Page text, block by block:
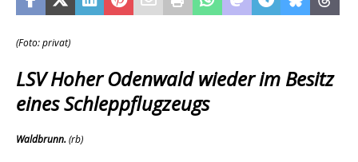
(Foto: privat)
LSV Hoher Odenwald wieder im Besitz
eines Schleppflugzeugs
Waldbrunn.(rb)